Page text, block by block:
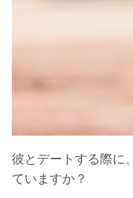
彼とデートする際に
ていますか？